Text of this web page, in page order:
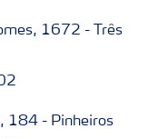
1672 - Três
184 - Pinheiros